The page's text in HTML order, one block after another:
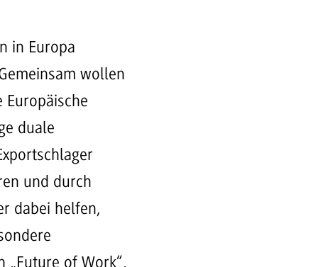
in Europa
wollen
Europäische
duale
und durch
dabei helfen,
„Future of Work“,